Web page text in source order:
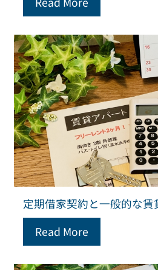
定期借家契約と一般的な賃
Read More